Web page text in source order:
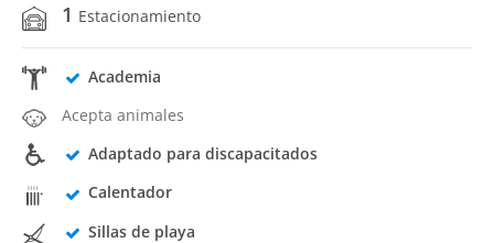
1 Estacionamiento
Academia
Acepta animales
Adaptado para discapacitados
Calentador
Sillas de playa